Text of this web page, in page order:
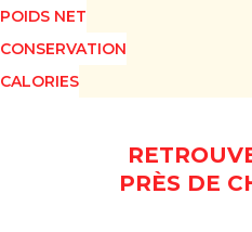
POIDS NET
CONSERVATION
CALORIES
PRÈS DE